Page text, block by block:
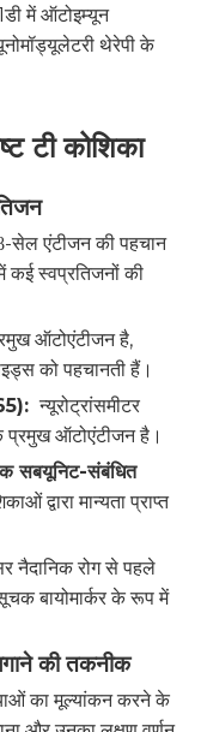
में ऑटोइम्यून
थेरेपी के
टी कोशिका
सेल एंटीजन की पहचान
स्वप्रतिजनों की
ऑटोएंटीजन है,
को पहचानती हैं।
न्यूरोट्रांसमीटर
प्रमुख ऑटोएंटीजन है।
सबयूनिट-संबंधित
द्वारा मान्यता प्राप्त
नैदानिक ​​रोग से पहले
बायोमार्कर के रूप में
की तकनीक
का मूल्यांकन करने के